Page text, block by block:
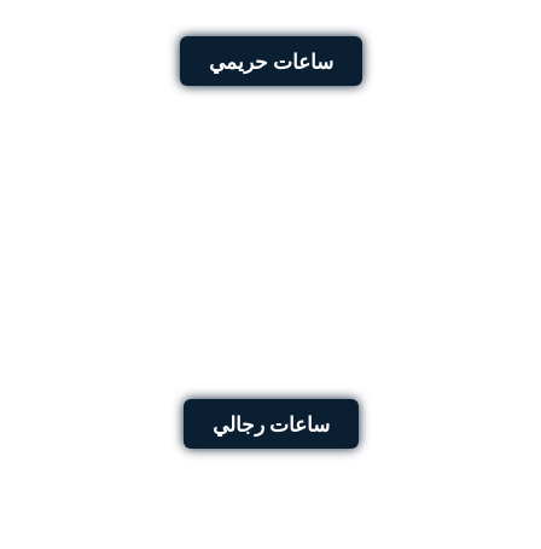
ساعات حريمي
ساعات رجالي